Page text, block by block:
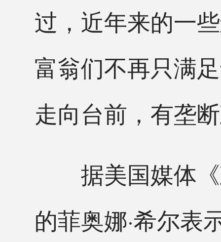
过，近年来的一
富翁们不再只满
走向台前，有垄
据美国媒体《
的菲奥娜·希尔表